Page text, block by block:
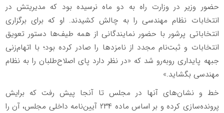
حضور وزیر در وزارت راه به دو ماه نرسیده بود که مدیریتش در
انتخابات نظام مهندسی را به چالش کشیدند. او که برای برگزاری
انتخاباتی پرشور با حضور نمایندگانی از همه طیف‌ها دستور تعویق
انتخابات و ثبت‌نام مجدد از نامزدها را صادر کرده بود؛ با اتهام‌زنی
جبهه پایداری روبه‌رو شد که «در نظر دارد پای اصلاح‌طلبان را به نظام
مهندسی بگشاید.»
خط و نشان‌های آنها در مجلس تا آنجا پیش رفت که برایش
پرونده‌سازی کرده و بر اساس ماده ۲۳۴ آیین‌نامه داخلی مجلس، آن را